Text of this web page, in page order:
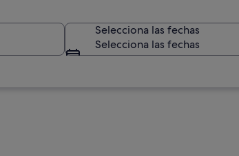
Selecciona las fechas
Selecciona las fechas